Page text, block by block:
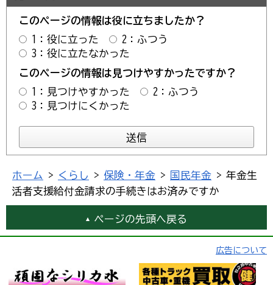
このページの情報は役に立ちましたか？
1：役に立った
2：ふつう
3：役に立たなかった
このページの情報は見つけやすかったですか？
1：見つけやすかった
2：ふつう
3：見つけにくかった
ホーム > くらし > 保険・年金 > 国民年金 > 年金生
活者支援給付金請求の手続きはお済みですか
ページの先頭へ戻る
広告について